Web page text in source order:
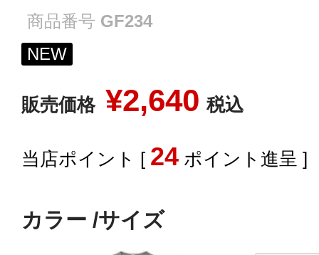
商品番号 GF234
NEW
販売価格 ¥2,640 税込
[ 24 ポイント進呈 ]
カラー サイズ